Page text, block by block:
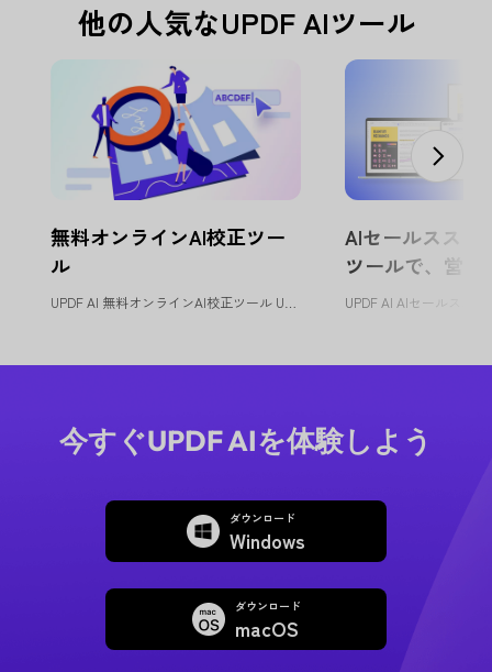
他の人気なUPDF AIツール
無料オンラインAI校正ツー
ル
AIセールススク
ツールで、営業
化
今すぐUPDF AIを体験しよう
ダウンロード
Windows
ダウンロード
macOS